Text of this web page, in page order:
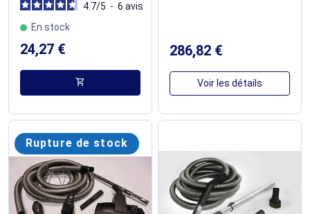
4.7/5 - 6 avis
En stock
24,27 €
shopping_cart
286,82 €
Voir les détails
Rupture de stock